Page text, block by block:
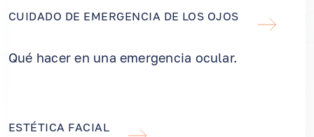
CUIDADO DE EMERGENCIA DE LOS OJOS
Qué hacer en una emergencia ocular.
ESTÉTICA FACIAL